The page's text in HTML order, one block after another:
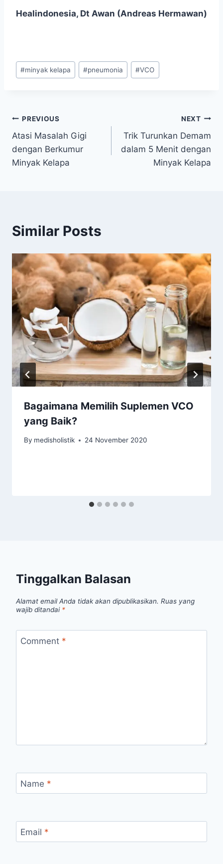
Healindonesia, Dt Awan (Andreas Hermawan)
Post
Tags:
#minyak kelapa #pneumonia #VCO
Navigasi
pos
PREVIOUS
Atasi Masalah Gigi
dengan Berkumur
Minyak Kelapa
NEXT
Trik Turunkan Demam
dalam 5 Menit dengan
Minyak Kelapa
Similar Posts
Bagaimana Memilih Suplemen VCO
yang Baik?
By medisholistik 24 November 2020
Tinggalkan Balasan
Alamat email Anda tidak akan dipublikasikan. Ruas yang
wajib ditandai *
Comment *
Name *
Email *